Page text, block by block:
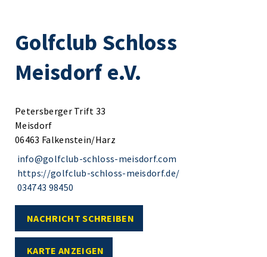
Golfclub Schloss
Meisdorf e.V.
Petersberger Trift 33
Meisdorf
06463 Falkenstein/Harz
info@golfclub-schloss-meisdorf.com
https://golfclub-schloss-meisdorf.de/
034743 98450
NACHRICHT SCHREIBEN
KARTE ANZEIGEN